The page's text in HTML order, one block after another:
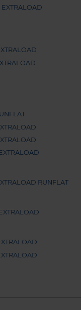
EXTRALOAD
RUNFLAT